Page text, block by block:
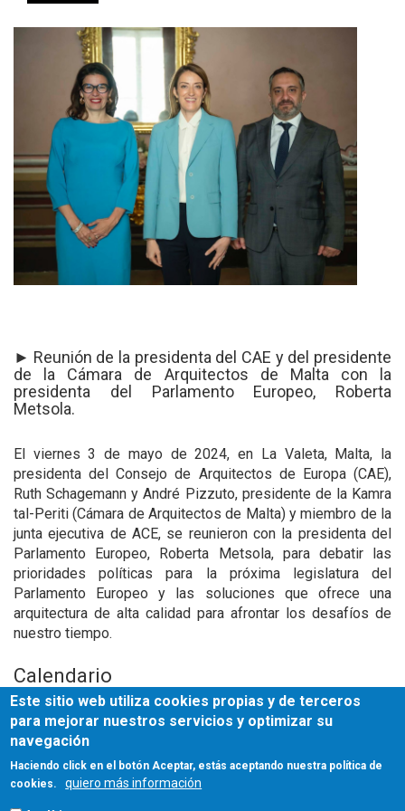
► Reunión de la presidenta del CAE y del presidente
de la Cámara de Arquitectos de Malta con la
presidenta del Parlamento Europeo, Roberta
Metsola.
El viernes 3 de mayo de 2024, en La Valeta, Malta, la
presidenta del Consejo de Arquitectos de Europa (CAE),
Ruth Schagemann y André Pizzuto, presidente de la Kamra
tal-Periti (Cámara de Arquitectos de Malta) y miembro de la
junta ejecutiva de ACE, se reunieron con la presidenta del
Parlamento Europeo, Roberta Metsola, para debatir las
prioridades políticas para la próxima legislatura del
Parlamento Europeo y las soluciones que ofrece una
arquitectura de alta calidad para afrontar los desafíos de
nuestro tiempo.
Calendario
3 de mayo de 2024
fecha de la reunión
Más información
Este sitio web utiliza cookies propias y de terceros
para mejorar nuestros servicios y optimizar su
navegación
Haciendo click en el botón Aceptar, estás aceptando nuestra política de
cookies.
quiero más información